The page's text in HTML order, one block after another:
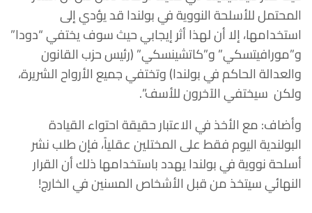
المحتمل للأسلحة النووية في بولندا قد يؤدي إلى
استخدامها، إلا أن لهذا أثر إيجابي حيث سوف يختفي “دودا”
و”مورافيتسكي” و”كاتشينسكي” (رئيس حزب القانون
والعدالة الحاكم في بولندا) وتختفي جميع الأرواح الشريرة،
ولكن سيختفي الآخرون للأسف”.
وأضاف: مع الأخذ في الاعتبار حقيقة احتواء القيادة
البولندية اليوم فقط على المختلين عقلياً، فإن طلب نشر
أسلحة نووية في بولندا يهدد باستخدامها ذلك أن القرار
النهائي سيتخذ من قبل الأشخاص المسنين في الخارج!